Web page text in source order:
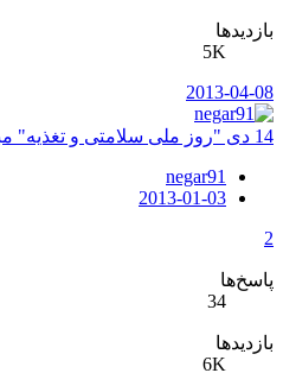
بازدیدها
5K
2013-04-08
14 دی "روز ملی سلامتی و تغذيه" مبارک
negar91
2013-01-03
2
پاسخ‌ها
34
بازدیدها
6K